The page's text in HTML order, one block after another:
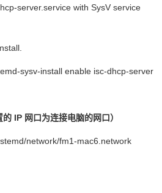
server.service with SysV service
sysv-install enable isc-dhcp-server
的 IP 网口为连接电脑的网口）
network/fm1-mac6.network